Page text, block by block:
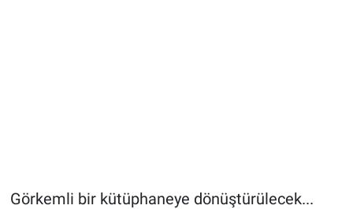
Görkemli bir kütüphaneye dönüştürülecek...